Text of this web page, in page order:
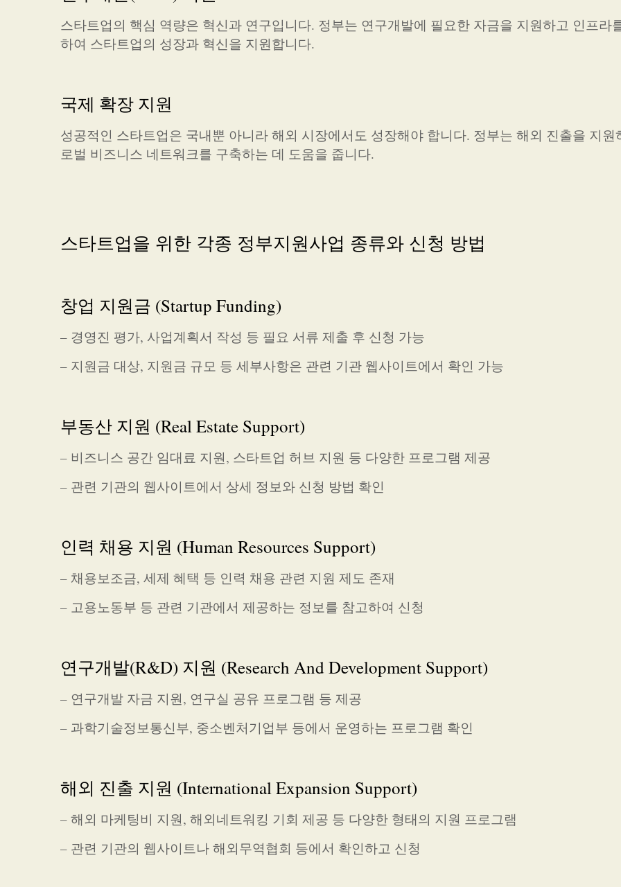
스타트업의 핵심 역량은 혁신과 연구입니다. 정부는 연구개발에 필요한 자금을 지원하고 인프라
하여 스타트업의 성장과 혁신을 지원합니다.
국제 확장 지원
성공적인 스타트업은 국내뿐 아니라 해외 시장에서도 성장해야 합니다. 정부는 해외 진출을 지원
로벌 비즈니스 네트워크를 구축하는 데 도움을 줍니다.
스타트업을 위한 각종 정부지원사업 종류와 신청 방법
창업 지원금 (Startup Funding)
– 경영진 평가, 사업계획서 작성 등 필요 서류 제출 후 신청 가능
– 지원금 대상, 지원금 규모 등 세부사항은 관련 기관 웹사이트에서 확인 가능
부동산 지원 (Real Estate Support)
– 비즈니스 공간 임대료 지원, 스타트업 허브 지원 등 다양한 프로그램 제공
– 관련 기관의 웹사이트에서 상세 정보와 신청 방법 확인
인력 채용 지원 (Human Resources Support)
– 채용보조금, 세제 혜택 등 인력 채용 관련 지원 제도 존재
– 고용노동부 등 관련 기관에서 제공하는 정보를 참고하여 신청
연구개발(R&D) 지원 (Research And Development Support)
– 연구개발 자금 지원, 연구실 공유 프로그램 등 제공
– 과학기술정보통신부, 중소벤처기업부 등에서 운영하는 프로그램 확인
해외 진출 지원 (International Expansion Support)
– 해외 마케팅비 지원, 해외네트워킹 기회 제공 등 다양한 형태의 지원 프로그램
– 관련 기관의 웹사이트나 해외무역협회 등에서 확인하고 신청